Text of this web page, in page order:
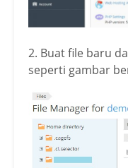
2. Buat file baru
seperti gambar